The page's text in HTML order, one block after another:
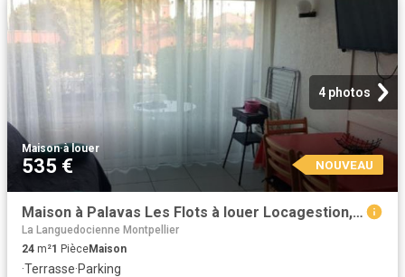
4 photos
Maison·à louer
535 € NOUVEAU
Maison à Palavas Les Flots à louer Locagestion, expert en gestion locative
La Languedocienne Montpellier
24 m²1 PièceMaison
·Terrasse·Parking